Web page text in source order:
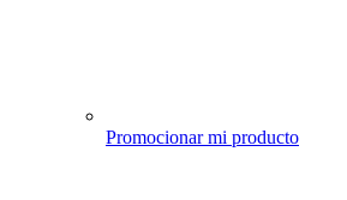
Promocionar mi producto